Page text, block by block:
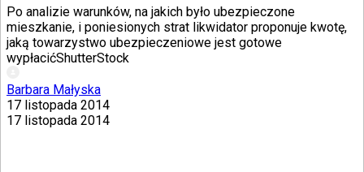
Po analizie warunków, na jakich było ubezpieczone
mieszkanie, i poniesionych strat likwidator proponuje kwotę,
jaką towarzystwo ubezpieczeniowe jest gotowe
wypłacićShutterStock
Barbara Małyska
17 listopada 2014
17 listopada 2014